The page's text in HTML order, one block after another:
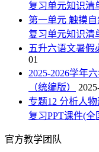
复习单元知识清
第一单元 触摸
复习单元知识清
五升六语文暑假
01
2025-2026学年
（统编版）
专题12 分析人
复习PPT课件(全
官方教学团队